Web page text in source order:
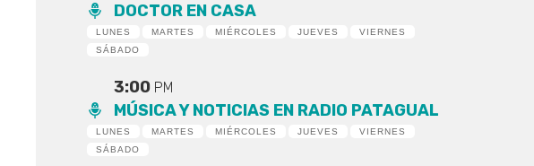
DOCTOR EN CASA
LUNES MARTES MIÉRCOLES JUEVES
VIERNES
SÁBADO
3:00 PM
MÚSICA Y NOTICIAS EN RADIO PATAGUAL
LUNES MARTES MIÉRCOLES JUEVES
VIERNES
SÁBADO